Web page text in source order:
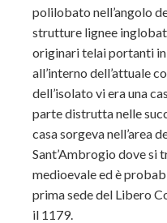
polilobato nell’angolo
strutture lignee
originari telai portanti in
all’interno dell’attuale
dell’isolato vi era una
parte distrutta nelle
casa sorgeva nell’area
Sant’Ambrogio dove si
medioevale ed è
prima sede del Libero
il 1179.